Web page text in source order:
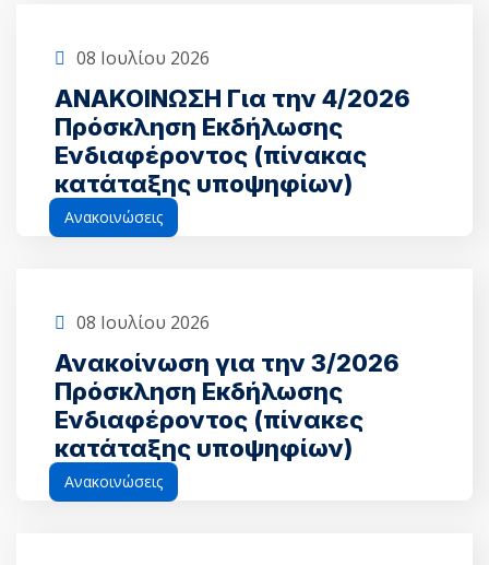
08 Ιουλίου 2026
ΑΝΑΚΟΙΝΩΣΗ Για την 4/2026
Πρόσκληση Εκδήλωσης
Ενδιαφέροντος (πίνακας
κατάταξης υποψηφίων)
08 Ιουλίου 2026
Ανακοινώσεις
Ανακοίνωση για την 3/2026
Πρόσκληση Εκδήλωσης
Ενδιαφέροντος (πίνακες
κατάταξης υποψηφίων)
Ανακοινώσεις